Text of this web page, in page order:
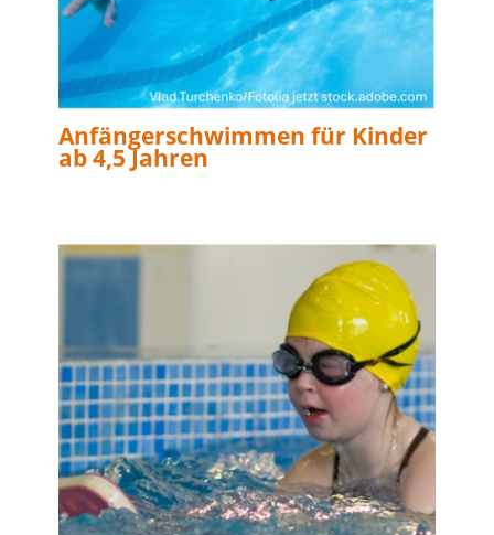
Anfängerschwimmen für Kinder
ab 4,5 Jahren